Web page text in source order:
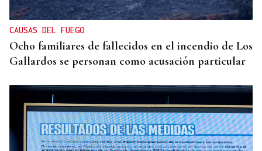
CAUSAS DEL FUEGO
Ocho familiares de fallecidos en el incendio de Los
Gallardos se personan como acusación particular